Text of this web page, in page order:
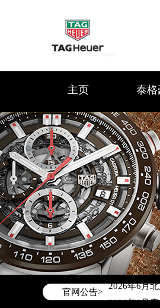
主页 泰格
官网公告>
2026年6月
2026年6月
2026年6月